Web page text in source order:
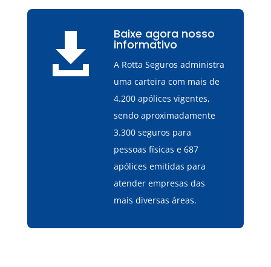
 Baixe agora nosso
informativo
A Rotta Seguros administra
uma carteira com mais de
4.200 apólices vigentes,
sendo aproximadamente
3.300 seguros para
pessoas físicas e 687
apólices emitidas para
atender empresas das
mais diversas áreas.